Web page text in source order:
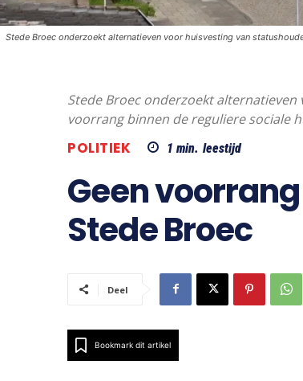
Stede Broec onderzoekt alternatieven voor huisvesting van
Stede Broec onderzoekt
voorrang binnen de reguliere sociale
POLITIEK 1 min. leestijd
Geen
Stede Broec
Deel
Bookmark dit artikel